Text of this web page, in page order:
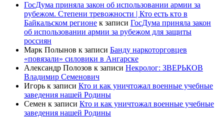
ГосДума приняла закон об использовании армии за
рубежом. Степени тревожности | Кто есть кто в
Байкальском регионе к записи ГосДума приняла закон
об использовании армии за рубежом для защиты
россиян
Марк Полынов к записи Банду наркоторговцев
«повязали» силовики в Ангарске
Александр Полозов к записи Некролог: ЗВЕРЬКОВ
Владимир Семенович
Игорь к записи Кто и как уничтожал военные учебные
заведения нашей Родины
Семен к записи Кто и как уничтожал военные учебные
заведения нашей Родины